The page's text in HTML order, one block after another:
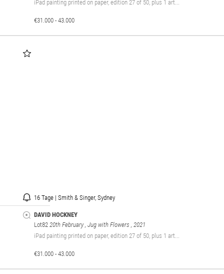
iPad painting printed on paper, edition 27 of 50, plus 1 art...
€31.000 - 43.000
16 Tage | Smith & Singer, Sydney
DAVID HOCKNEY
Lot82 20th February , Jug with Flowers , 2021
iPad painting printed on paper, edition 27 of 50, plus 1 art...
€31.000 - 43.000